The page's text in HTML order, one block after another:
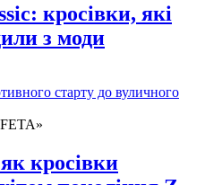
кросівки, які
з моди
старту до вуличного
кросівки